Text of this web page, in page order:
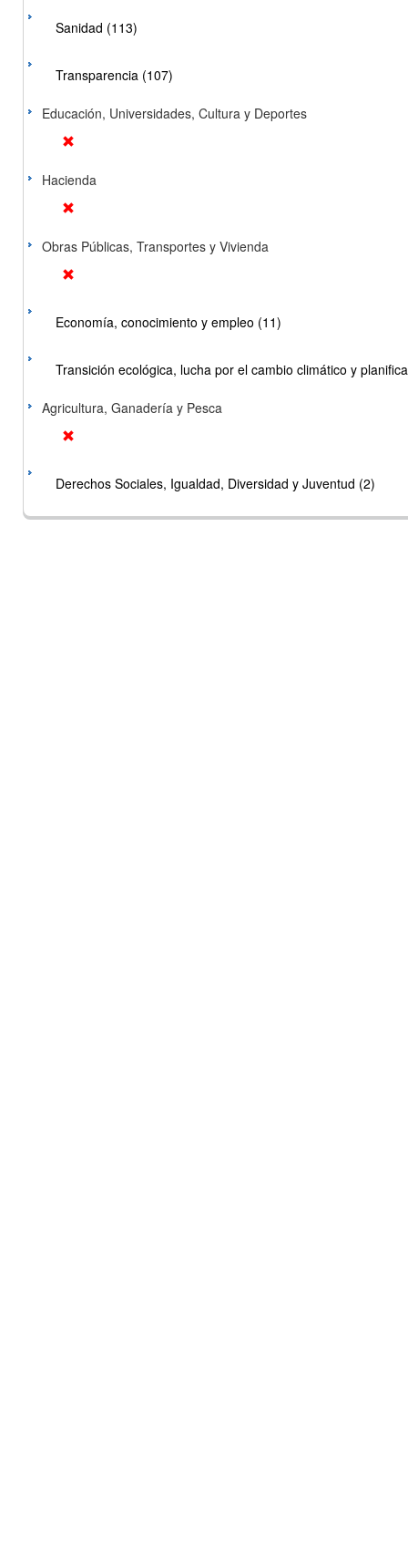
Sanidad (113)
Transparencia (107)
Educación, Universidades, Cultura y Deportes
Hacienda
Obras Públicas, Transportes y Vivienda
Economía, conocimiento y empleo (11)
Transición ecológica, lucha por el cambio climático y
Agricultura, Ganadería y Pesca
Derechos Sociales, Igualdad, Diversidad y Juventud (2)